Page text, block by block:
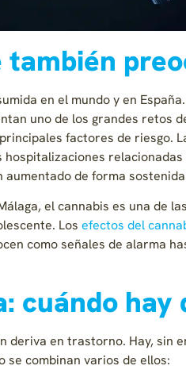
en el mundo y en
uno de los grandes retos
factores de riesgo.
hospitalizaciones
de forma
el cannabis es una de
Los efectos del
como señales de alarma
cuándo
deriva en trastorno. Hay, sin
se combinan varios de ellos: